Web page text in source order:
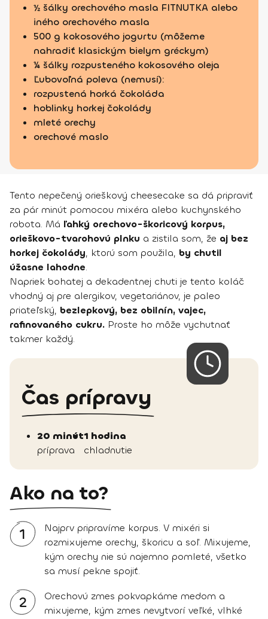
½ šálky orechového masla FITNUTKA alebo
iného orechového masla
500 g kokosového jogurtu (môžeme
nahradiť klasickým bielym gréckym)
¼ šálky rozpusteného kokosového oleja
Ľubovoľná poleva (nemusí):
rozpustená horká čokoláda
hoblinky horkej čokolády
mleté orechy
orechové maslo
Tento nepečený orieškový cheesecake sa dá pripraviť
za pár minút pomocou mixéra alebo kuchynského
robota. Má ľahký orechovo-škoricový korpus,
orieškovo-tvarohovú plnku a zistila som, že aj bez
horkej čokolády, ktorú som použila, by chutil
úžasne lahodne.
Napriek bohatej a dekadentnej chuti je tento koláč
vhodný aj pre alergikov, vegetariánov, je paleo
priateľský, bezlepkový, bez obilnín, vajec,
rafinovaného cukru. Proste ho môže vychutnať
takmer každý.
Čas prípravy
20 minút
príprava
1 hodina
chladnutie
Ako na to?
1
Najprv pripravíme korpus. V mixéri si
rozmixujeme orechy, škoricu a soľ. Mixujeme,
kým orechy nie sú najemno pomleté, všetko
sa musí pekne spojiť.
2
Orechovú zmes pokvapkáme medom a
mixujeme, kým zmes nevytvorí veľké, vlhké